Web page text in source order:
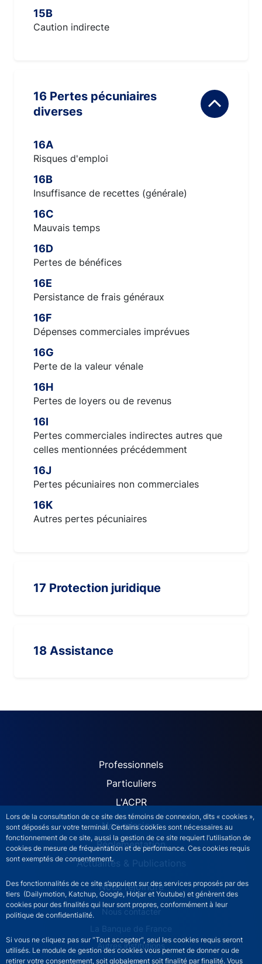
Lors de la consultation de ce site des témoins de connexion, dits « cookies »,
sont déposés sur votre terminal. Certains cookies sont nécessaires au
fonctionnement de ce site, aussi la gestion de ce site requiert l’utilisation de
cookies de mesure de fréquentation et de performance. Ces cookies requis
sont exemptés de consentement.
Des fonctionnalités de ce site s’appuient sur des services proposés par des
tiers (Dailymotion, Katchup, Google, Hotjar et Youtube) et génèrent des
cookies pour des finalités qui leur sont propres, conformément à leur
politique de confidentialité.
Si vous ne cliquez pas sur "Tout accepter", seul les cookies requis seront
utilisés. Le module de gestion des cookies vous permet de donner ou de
retirer votre consentement, soit globalement soit finalité par finalité. Vous
15B
Caution indirecte
16 Pertes pécuniaires
diverses
16A
Risques d'emploi
16B
Insuffisance de recettes (générale)
16C
Mauvais temps
16D
Pertes de bénéfices
16E
Persistance de frais généraux
16F
Dépenses commerciales imprévues
16G
Perte de la valeur vénale
16H
Pertes de loyers ou de revenus
16I
Pertes commerciales indirectes autres que
celles mentionnées précédemment
16J
Pertes pécuniaires non commerciales
16K
Autres pertes pécuniaires
17 Protection juridique
18 Assistance
ACPR site navigation
Professionnels
Particuliers
L'ACPR
Nos missions
Réglementation
Actualités & Publications
Nous rejoindre
ACPR footer secondary menu (French)
Nous contacter
La Banque de France
Autres institutions